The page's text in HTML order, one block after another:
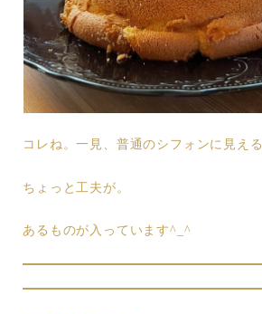
コレね。一見、普通のシフォンに見える
ちょっと工夫が。
あるものが入っています^_^